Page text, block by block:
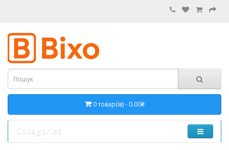
0 товар(ів) - 0.00₴
Categories